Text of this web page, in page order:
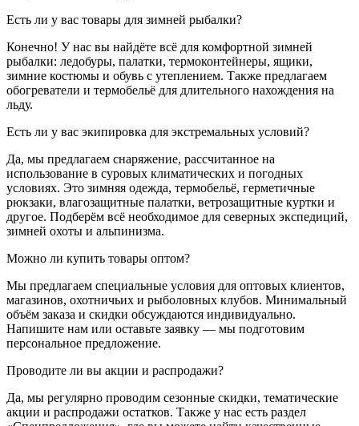
Есть ли у вас товары для зимней рыбалки?
Конечно! У нас вы найдёте всё для комфортной зимней
рыбалки: ледобуры, палатки, термоконтейнеры, ящики,
зимние костюмы и обувь с утеплением. Также предлагаем
обогреватели и термобельё для длительного нахождения на
льду.
Есть ли у вас экипировка для экстремальных условий?
Да, мы предлагаем снаряжение, рассчитанное на
использование в суровых климатических и погодных
условиях. Это зимняя одежда, термобельё, герметичные
рюкзаки, влагозащитные палатки, ветрозащитные куртки и
другое. Подберём всё необходимое для северных экспедиций,
зимней охоты и альпинизма.
Можно ли купить товары оптом?
Мы предлагаем специальные условия для оптовых клиентов,
магазинов, охотничьих и рыболовных клубов. Минимальный
объём заказа и скидки обсуждаются индивидуально.
Напишите нам или оставьте заявку — мы подготовим
персональное предложение.
Проводите ли вы акции и распродажи?
Да, мы регулярно проводим сезонные скидки, тематические
акции и распродажи остатков. Также у нас есть раздел